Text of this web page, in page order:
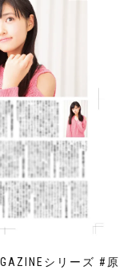
し
た。
シリーズ #原